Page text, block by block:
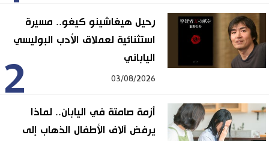
2
رحيل هيغاشينو كيغو.. مسيرة
استثنائية لعملاق الأدب البوليسي
الياباني
03/08/2026
أزمة صامتة في اليابان.. لماذا
يرفض آلاف الأطفال الذهاب إلى